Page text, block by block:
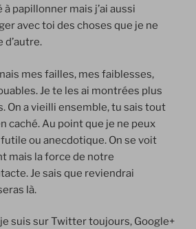
à papillonner mais j’ai aussi
avec toi des choses que je ne
d’autre.
mes failles, mes faiblesses,
Je te les ai montrées plus
On a vieilli ensemble, tu sais tout
caché. Au point que je ne peux
ou anecdotique. On se voit
mais la force de notre
Je sais que reviendrai
là.
suis sur Twitter toujours, Google+